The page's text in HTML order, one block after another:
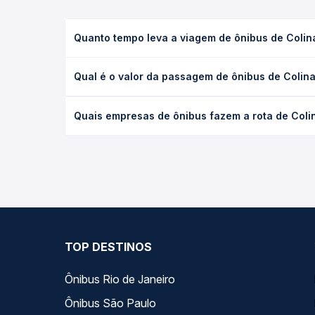
Quanto tempo leva a viagem de ônibus de
(convencional, executivo ou leito) e as condições
Qual é o valor da passagem de ônibus de
tipo de poltrona e a antecedência da compra. Na
Quais empresas de ônibus fazem a rota de
TOP DESTINOS
Ônibus Rio de Janeiro
Ônibus São Paulo